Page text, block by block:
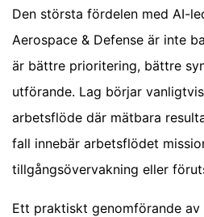
Den största fördelen med AI-
Aerospace & Defense är inte
är bättre prioritering, bättre
utförande. Lag börjar
arbetsflöde där mätbara
fall innebär arbetsflödet
tillgångsövervakning eller
Ett praktiskt genomförande